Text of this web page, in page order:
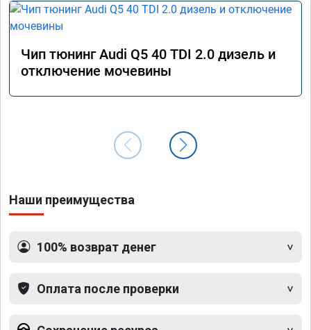
Чип тюнинг Audi Q5 40 TDI 2.0 дизель и
отключение мочевины
Наши преимущества
100% возврат денег
Оплата после проверки